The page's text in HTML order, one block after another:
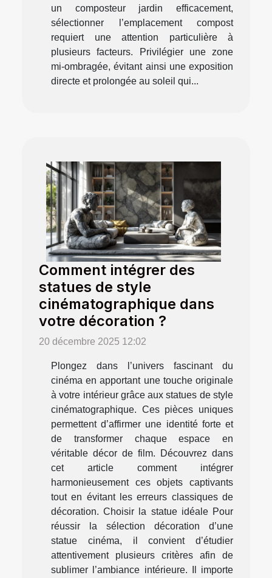
un composteur jardin efficacement,
sélectionner l’emplacement compost
requiert une attention particulière à
plusieurs facteurs. Privilégier une zone
mi-ombragée, évitant ainsi une exposition
directe et prolongée au soleil qui...
Comment intégrer des
statues de style
cinématographique dans
votre décoration ?
20 décembre 2025 12:02
Plongez dans l’univers fascinant du
cinéma en apportant une touche originale
à votre intérieur grâce aux statues de style
cinématographique. Ces pièces uniques
permettent d’affirmer une identité forte et
de transformer chaque espace en
véritable décor de film. Découvrez dans
cet article comment intégrer
harmonieusement ces objets captivants
tout en évitant les erreurs classiques de
décoration. Choisir la statue idéale Pour
réussir la sélection décoration d’une
statue cinéma, il convient d’étudier
attentivement plusieurs critères afin de
sublimer l’ambiance intérieure. Il importe